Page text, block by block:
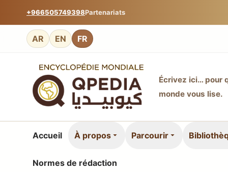
+966505749398Partenariats
AR EN FR
Écrivez ici… pour
monde vous lise.
Accueil À propos Parcourir
Normes de rédaction